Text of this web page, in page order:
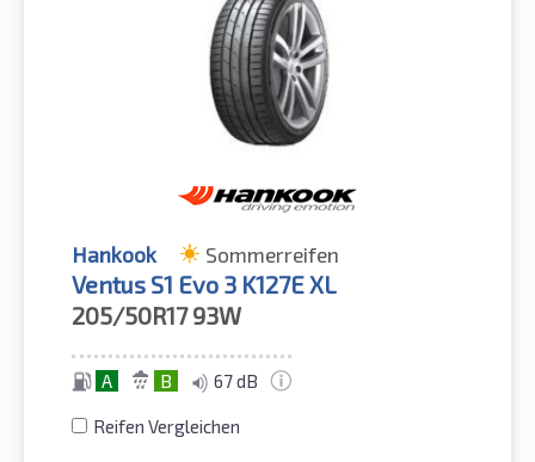
Hankook Sommerreifen
Ventus S1 Evo 3 K127E XL
205/50R17 93W
A B 67 dB
Reifen Vergleichen